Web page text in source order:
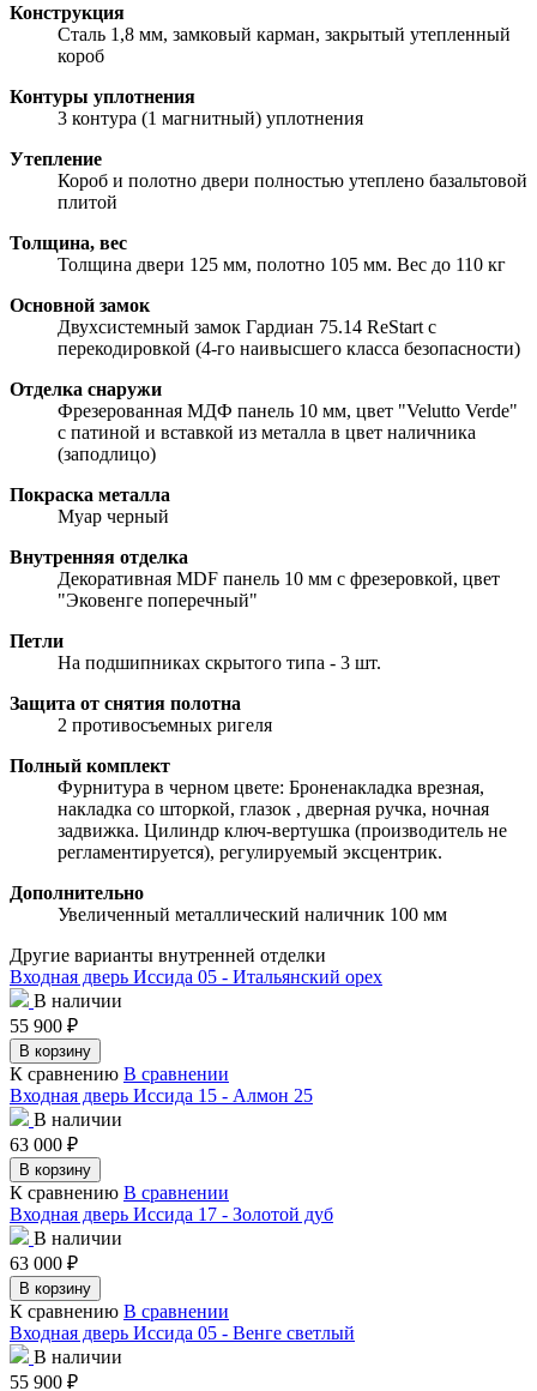
Конструкция
Сталь 1,8 мм, замковый карман, закрытый утепленный
короб
Контуры уплотнения
3 контура (1 магнитный) уплотнения
Утепление
Короб и полотно двери полностью утеплено базальтовой
плитой
Толщина, вес
Толщина двери 125 мм, полотно 105 мм. Вес до 110 кг
Основной замок
Двухсистемный замок Гардиан 75.14 ReStart с
перекодировкой (4-го наивысшего класса безопасности)
Отделка снаружи
Фрезерованная МДФ панель 10 мм, цвет "Velutto Verde"
с патиной и вставкой из металла в цвет наличника
(заподлицо)
Покраска металла
Муар черный
Внутренняя отделка
Декоративная MDF панель 10 мм с фрезеровкой, цвет
"Эковенге поперечный"
Петли
На подшипниках скрытого типа - 3 шт.
Защита от снятия полотна
2 противосъемных ригеля
Полный комплект
Фурнитура в черном цвете: Броненакладка врезная,
накладка со шторкой, глазок , дверная ручка, ночная
задвижка. Цилиндр ключ-вертушка (производитель не
регламентируется), регулируемый эксцентрик.
Дополнительно
Увеличенный металлический наличник 100 мм
Другие варианты внутренней отделки
Входная дверь Иссида 05 - Итальянский орех
В наличии
55 900 ₽
В корзину
К сравнению В сравнении
Входная дверь Иссида 15 - Алмон 25
В наличии
63 000 ₽
В корзину
К сравнению В сравнении
Входная дверь Иссида 17 - Золотой дуб
В наличии
63 000 ₽
В корзину
К сравнению В сравнении
Входная дверь Иссида 05 - Венге светлый
В наличии
55 900 ₽